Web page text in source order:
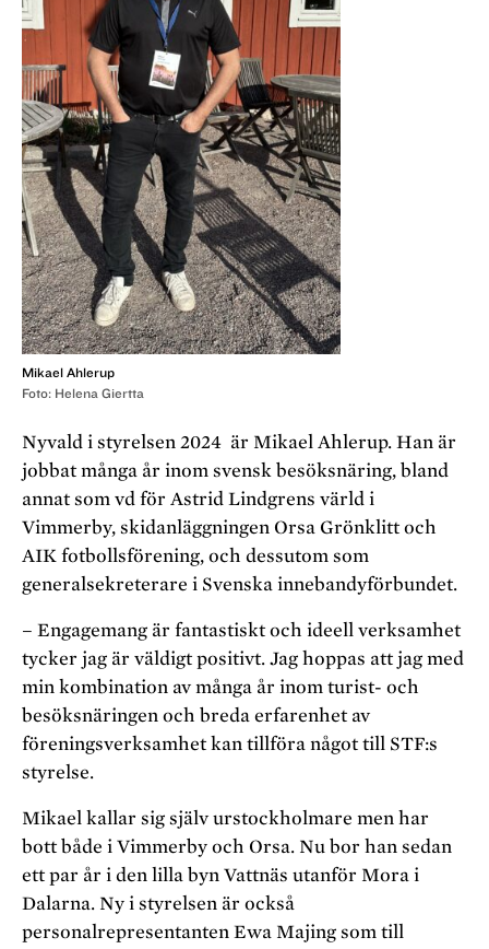
Mikael Ahlerup
Foto: Helena Giertta
Nyvald i styrelsen 2024 är Mikael Ahlerup. Han är
jobbat många år inom svensk besöksnäring, bland
annat som vd för Astrid Lindgrens värld i
Vimmerby, skidanläggningen Orsa Grönklitt och
AIK fotbollsförening, och dessutom som
generalsekreterare i Svenska innebandyförbundet.
– Engagemang är fantastiskt och ideell verksamhet
tycker jag är väldigt positivt. Jag hoppas att jag med
min kombination av många år inom turist- och
besöksnäringen och breda erfarenhet av
föreningsverksamhet kan tillföra något till STF:s
styrelse.
Mikael kallar sig själv urstockholmare men har
bott både i Vimmerby och Orsa. Nu bor han sedan
ett par år i den lilla byn Vattnäs utanför Mora i
Dalarna. Ny i styrelsen är också
personalrepresentanten Ewa Majing som till